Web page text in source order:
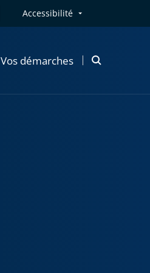
Accessibilité
Vos démarches
Ouvrir